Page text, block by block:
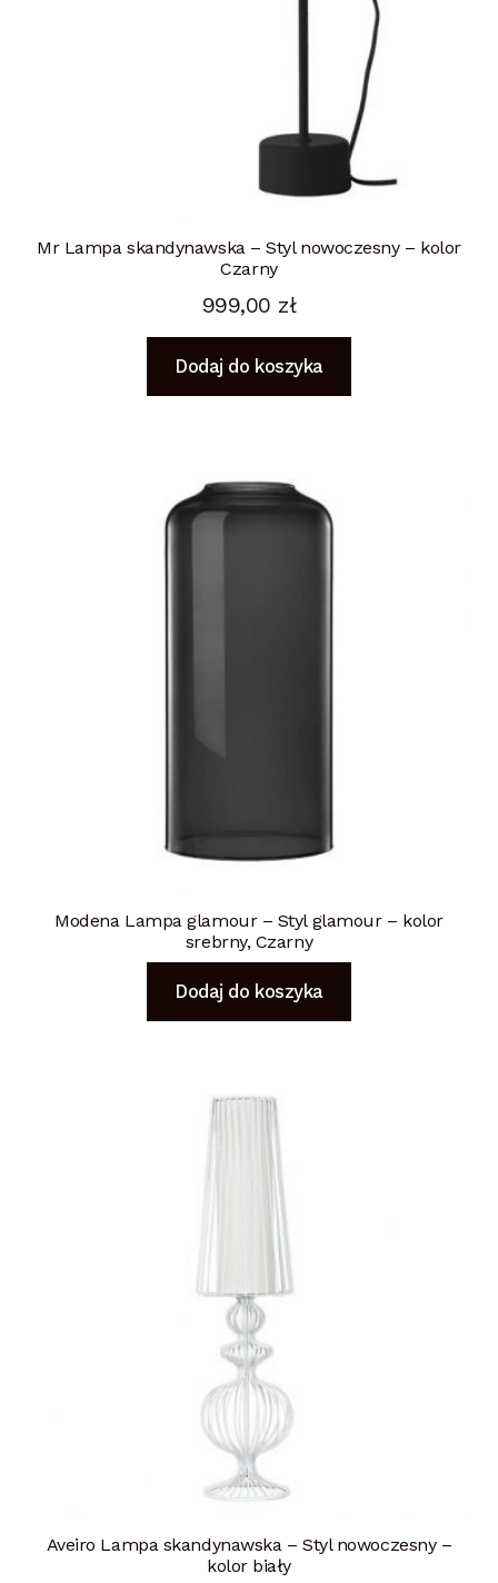
Mr Lampa skandynawska – Styl nowoczesny – kolor
Czarny
999,00 zł
Dodaj do koszyka
Modena Lampa glamour – Styl glamour – kolor
srebrny, Czarny
Dodaj do koszyka
Aveiro Lampa skandynawska – Styl nowoczesny –
kolor biały